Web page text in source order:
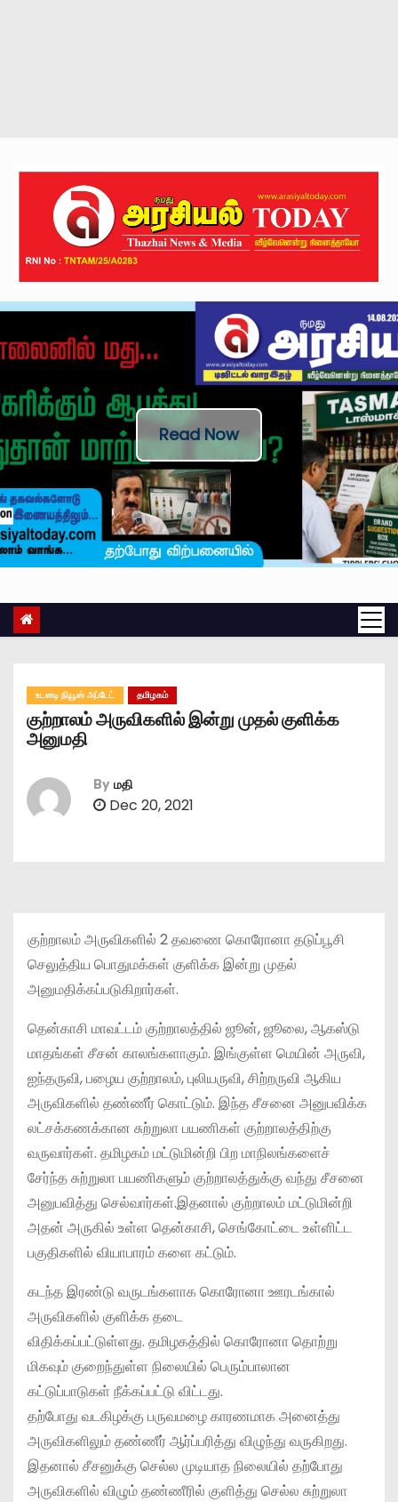
Read Now
உடனடி நியூஸ் அப்டேட் தமிழகம்
குற்றாலம் அருவிகளில் இன்று முதல் குளிக்க
அனுமதி
By மதி
Dec 20, 2021
குற்றாலம் அருவிகளில் 2 தவணை கொரோனா தடுப்பூசி
செலுத்திய பொதுமக்கள் குளிக்க இன்று முதல்
அனுமதிக்கப்படுகிறார்கள்.
தென்காசி மாவட்டம் குற்றாலத்தில் ஜூன், ஜூலை, ஆகஸ்டு
மாதங்கள் சீசன் காலங்களாகும். இங்குள்ள மெயின் அருவி,
ஐந்தருவி, பழைய குற்றாலம், புலியருவி, சிற்றருவி ஆகிய
அருவிகளில் தண்ணீர் கொட்டும். இந்த சீசனை அனுபவிக்க
லட்சக்கணக்கான சுற்றுலா பயணிகள் குற்றாலத்திற்கு
வருவார்கள். தமிழகம் மட்டுமின்றி பிற மாநிலங்களைச்
சேர்ந்த சுற்றுலா பயணிகளும் குற்றாலத்துக்கு வந்து சீசனை
அனுபவித்து செல்வார்கள்.இதனால் குற்றாலம் மட்டுமின்றி
அதன் அருகில் உள்ள தென்காசி, செங்கோட்டை உள்ளிட்ட
பகுதிகளில் வியாபாரம் களை கட்டும்.
கடந்த இரண்டு வருடங்களாக கொரோனா ஊரடங்கால்
அருவிகளில் குளிக்க தடை
விதிக்கப்பட்டுள்ளது. தமிழகத்தில் கொரோனா தொற்று
மிகவும் குறைந்துள்ள நிலையில் பெரும்பாலான
கட்டுப்பாடுகள் நீக்கப்பட்டு விட்டது.
தற்போது வடகிழக்கு பருவமழை காரணமாக அனைத்து
அருவிகளிலும் தண்ணீர் ஆர்ப்பரித்து விழுந்து வருகிறது.
இதனால் சீசனுக்கு செல்ல முடியாத நிலையில் தற்போது
அருவிகளில் விழும் தண்ணீரில் குளித்து செல்ல சுற்றுலா